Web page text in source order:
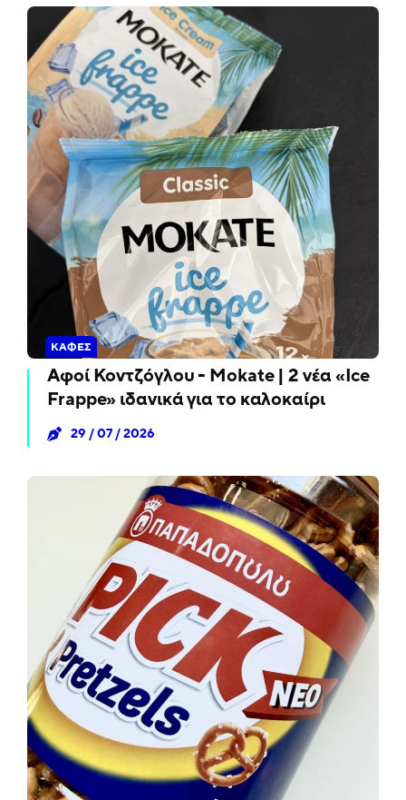
ΚΑΦΈΣ
Αφοί Κοντζόγλου - Mokate | 2 νέα «Ice
Frappe» ιδανικά για το καλοκαίρι
29 / 07 / 2026